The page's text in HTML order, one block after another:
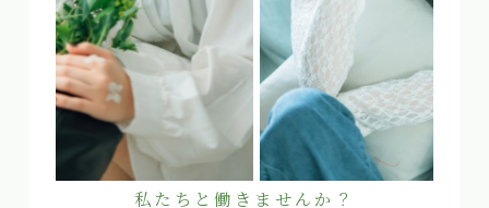
私たちと働きませんか？